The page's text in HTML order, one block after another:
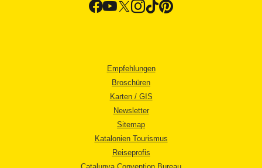
Empfehlungen
Broschüren
Karten / GIS
Newsletter
Sitemap
Katalonien Tourismus
Reiseprofis